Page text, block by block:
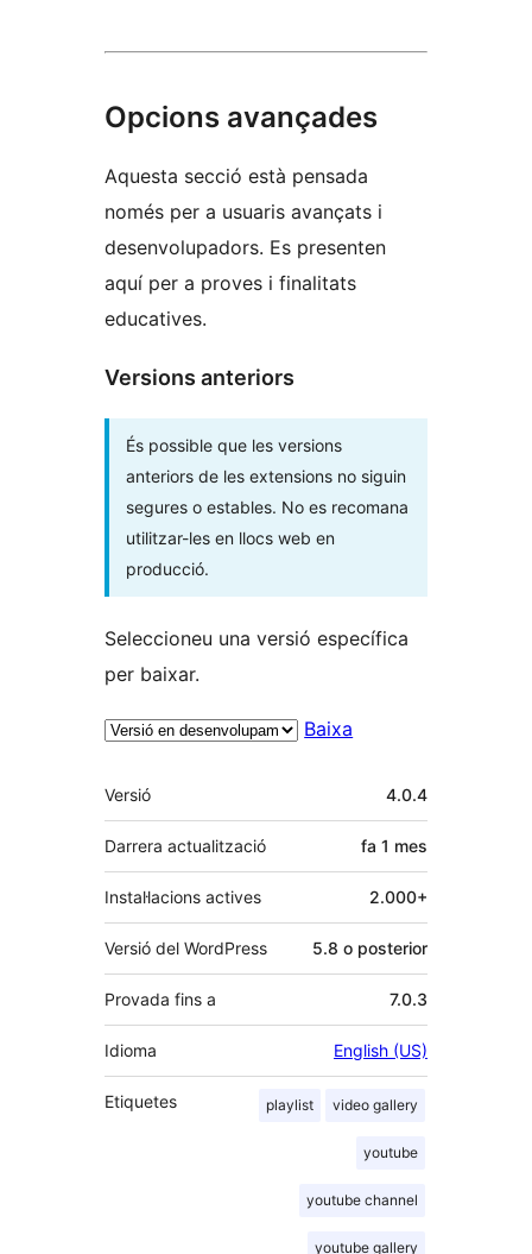
Opcions avançades
Aquesta secció està pensada
només per a usuaris avançats i
desenvolupadors. Es presenten
aquí per a proves i finalitats
educatives.
Versions anteriors
És possible que les versions
anteriors de les extensions no siguin
segures o estables. No es recomana
utilitzar-les en llocs web en
producció.
Seleccioneu una versió específica
per baixar.
Baixa
Meta
Versió 4.0.4
Darrera actualització fa 1 mes
Instal·lacions actives 2.000+
Versió del WordPress 5.8 o posterior
Provada fins a 7.0.3
Idioma English (US)
Etiquetes playlist video gallery
youtube
youtube channel
youtube gallery